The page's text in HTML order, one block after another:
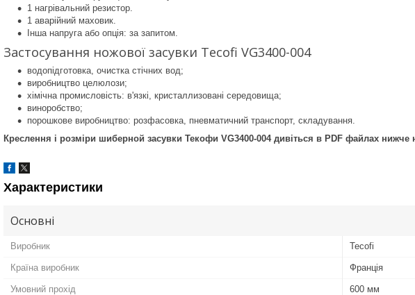
1 нагрівальний резистор.
1 аварійний маховик.
Інша напруга або опція: за запитом.
Застосування ножової засувки Tecofi VG3400-004
водопідготовка, очистка стічних вод;
виробництво целюлози;
хімічна промисловість: в'язкі, кристаллизовані середовища;
виноробство;
порошкове виробництво: розфасовка, пневматичний транспорт, складування.
Креслення і розміри шиберной засувки Текофи VG3400-004 дивіться в PDF файлах нижче
Характеристики
Основні
Виробник Tecofi
Країна виробник Франція
Умовний прохід 600 мм